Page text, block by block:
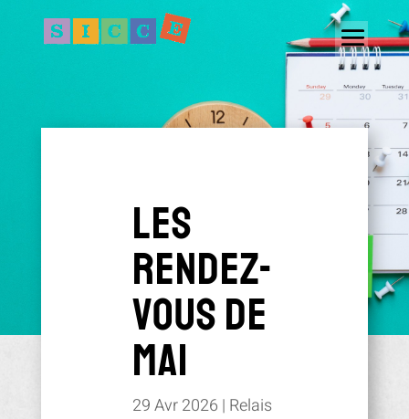
LES
RENDEZ-
VOUS DE
MAI
29 Avr 2026 | Relais